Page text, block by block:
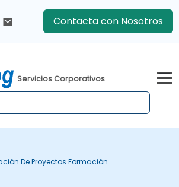
Contacta con Nosotros
Servicios Corporativos
De Proyectos Formación